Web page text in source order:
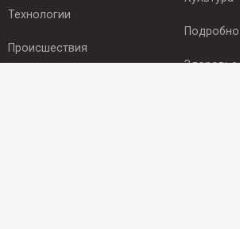
Технологии
Происшествия
Подробно
Здоровье